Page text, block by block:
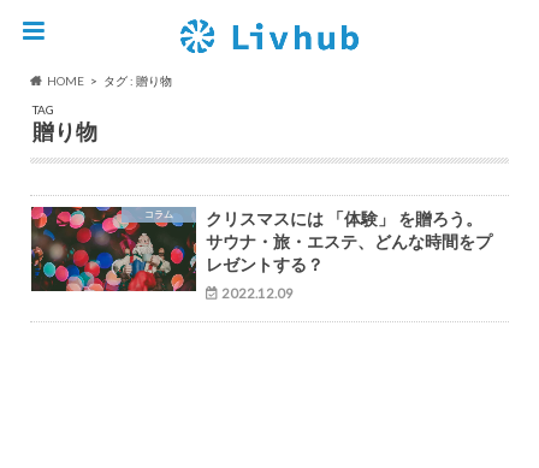
HOME
タグ : 贈り物
TAG
贈り物
コラム
クリスマスには 「体験」 を贈ろう。
サウナ・旅・エステ、どんな時間をプ
レゼントする？
2022.12.09